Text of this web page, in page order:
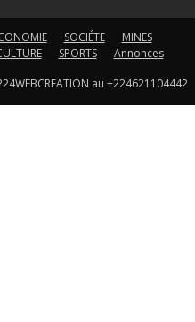
SOCIÉTE
MINES
SPORTS
Annonces
au +224621104442